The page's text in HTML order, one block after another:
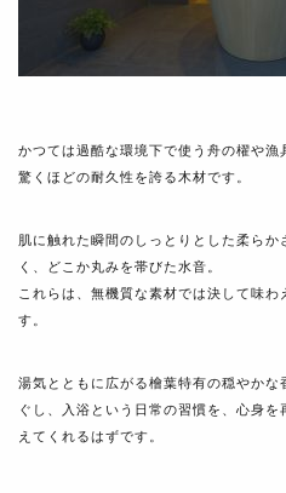
かつては過酷な環境下で使う舟の櫂や漁
驚くほどの耐久性を誇る木材です。
肌に触れた瞬間のしっとりとした柔ら
く、どこか丸みを帯びた水音。
これらは、無機質な素材では決して味
す。
湯気とともに広がる檜葉特有の穏やか
ぐし、入浴という日常の習慣を、心身
えてくれるはずです。